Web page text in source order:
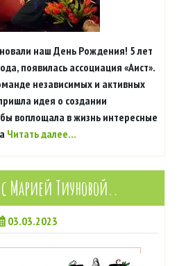
наш День Рождения! 5 лет
появилась ассоциация «Аист».
независимых и активных
идея о создании
воплощала в жизнь интересные
Читать далее…
Марией Тиуновой..
03.03.2023